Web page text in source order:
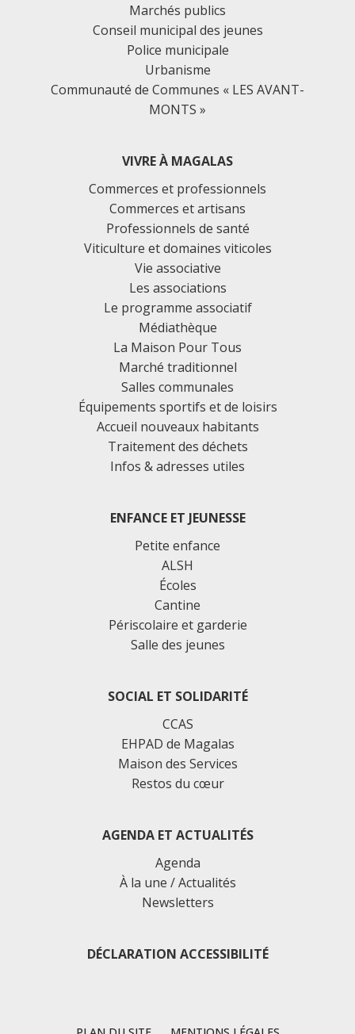
Marchés publics
Conseil municipal des jeunes
Police municipale
Urbanisme
Communauté de Communes « LES AVANT-
MONTS »
VIVRE À MAGALAS
Commerces et professionnels
Commerces et artisans
Professionnels de santé
Viticulture et domaines viticoles
Vie associative
Les associations
Le programme associatif
Médiathèque
La Maison Pour Tous
Marché traditionnel
Salles communales
Équipements sportifs et de loisirs
Accueil nouveaux habitants
Traitement des déchets
Infos & adresses utiles
ENFANCE ET JEUNESSE
Petite enfance
ALSH
Écoles
Cantine
Périscolaire et garderie
Salle des jeunes
SOCIAL ET SOLIDARITÉ
CCAS
EHPAD de Magalas
Maison des Services
Restos du cœur
AGENDA ET ACTUALITÉS
Agenda
À la une / Actualités
Newsletters
DÉCLARATION ACCESSIBILITÉ